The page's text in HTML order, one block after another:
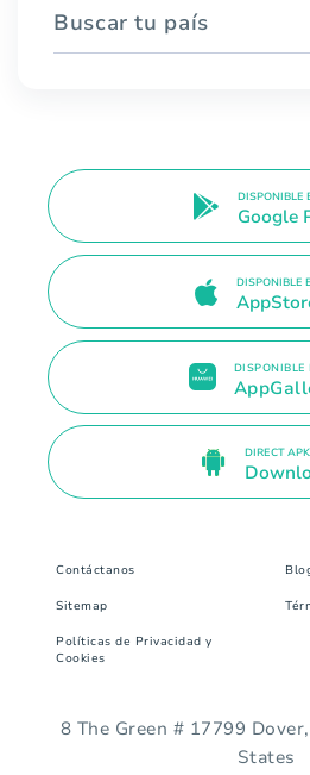
Buscar tu país
DISPONIBLE
Google
DISPONIBLE
DISPONIBLE
DIRECT APK
Contáctanos
Sitemap
Políticas de Privacidad y
Cookies
8 The Green # 17799
States